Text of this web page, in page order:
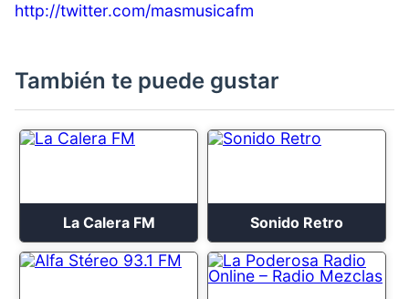
http://twitter.com/masmusicafm
También te puede gustar
La Calera FM Sonido Retro